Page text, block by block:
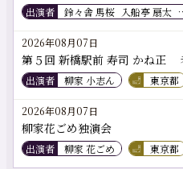
出演者 鈴々舎 馬桜 入船亭 扇太
2026年08月07日
第５回 新橋駅前 寿司 かね正
出演者 柳家 小志ん 東京都
2026年08月07日
柳家花ごめ独演会
出演者 柳家 花ごめ 東京都